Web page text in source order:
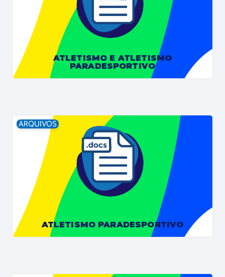
ATLETISMO E ATLETISMO
PARADESPORTIVO
ARQUIVOS
ATLETISMO PARADESPORTIVO